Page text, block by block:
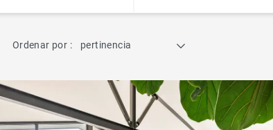
Piso Casa
Ordenar por : pertinencia